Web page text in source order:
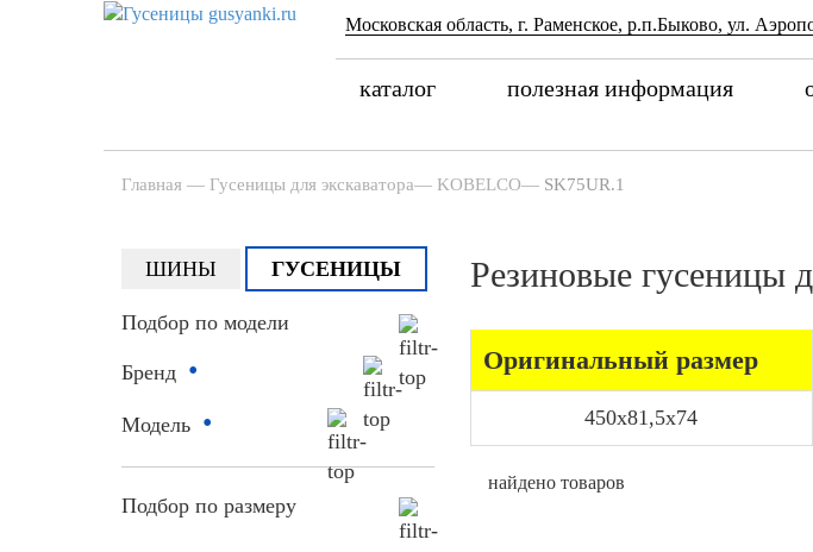
Московская область, г. Раменское, р.п.Быково, ул.
каталог полезная информация
Главная — Гусеницы для экскаватора— KOBELCO— SK75UR.1
ШИНЫ ГУСЕНИЦЫ
Подбор по модели
Бренд •
Модель •
Подбор по размеру
Резиновые гусеницы
Оригинальный размер
450x81,5x74
найдено товаров